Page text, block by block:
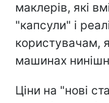
маклерів, які
"капсули" і
користувачам,
машинах
Ціни на "нові